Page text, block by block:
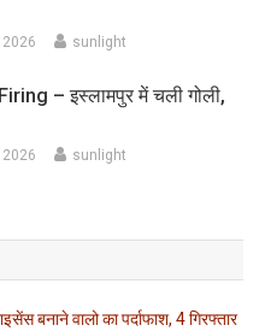
sunlight
– इस्लामपुर में चली गोली,
sunlight
बनाने वालो का पर्दाफाश, 4 गिरफ्तार